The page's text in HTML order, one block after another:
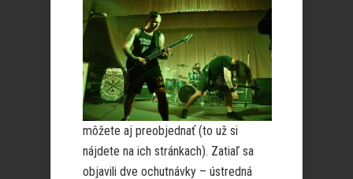
môžete aj preobjednať (to už si
nájdete na ich stránkach). Zatiaľ sa
objavili dve ochutnávky – ústredná